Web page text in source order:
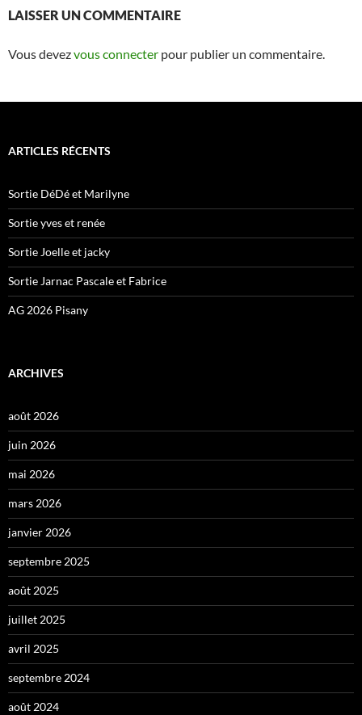
LAISSER UN COMMENTAIRE
Vous devezvous connecter pour publier un commentaire.
ARTICLES RÉCENTS
Sortie DéDé et Marilyne
Sortie yves et renée
Sortie Joelle et jacky
Sortie Jarnac Pascale et Fabrice
AG 2026 Pisany
ARCHIVES
août 2026
juin 2026
mai 2026
mars 2026
janvier 2026
septembre 2025
août 2025
juillet 2025
avril 2025
septembre 2024
août 2024